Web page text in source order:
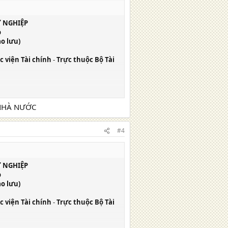
ban hành
đơn, chúng tờ, kê Khai và quyết
lưu)
viện Tài chính -Trực thuộc Bộ Tài
ban hành
NƯỚC
#4
lưu)
viện Tài chính -Trực thuộc Bộ Tài